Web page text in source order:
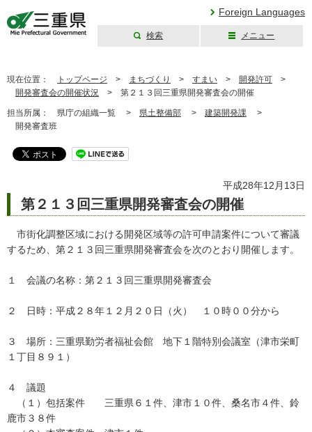
Foreign Languages
検索 メニュー
現在位置： トップページ > まちづくり > すまい > 開発許可 >
開発審査会の開催状況 > 第２１３回三重県開発審査会の開催
担当所属： 県庁の組織一覧 > 県土整備部 > 建築開発課 >
開発審査班
平成28年12月13日
第２１３回三重県開発審査会の開催
市街化調整区域における開発区域等の許可申請案件について審議
するため、第２１３回三重県開発審査会を次のとおり開催します。
１ 会議の名称：第２１３回三重県開発審査会
２ 日時：平成２８年１２月２０日（火） １０時００分から
３ 場所：三重県勤労者福祉会館 地下１階特別会議室（津市栄町
１丁目８９１）
４ 議題
（１）包括案件 三重県６１件、津市１０件、桑名市４件、鈴
鹿市３８件